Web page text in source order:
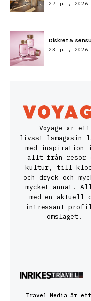
27 jul, 2026
Diskret &
23 jul, 2026
Voyage är ett
livsstilsmagasin
med inspiration
allt från resor
kultur, till
och dryck och
mycket annat.
med en aktuell
intressant
omslaget.
Travel Media är